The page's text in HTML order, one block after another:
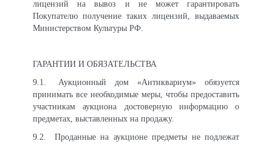
лицензий на вывоз и не может гарантировать
Покупателю получение таких лицензий, выдаваемых
Министерством Культуры РФ.
ГАРАНТИИ И ОБЯЗАТЕЛЬСТВА
9.1.
Аукционный дом «Антиквариум» обязуется
принимать все необходимые меры, чтобы предоставить
участникам аукциона достоверную информацию о
предметах, выставленных на продажу.
9.2.
Проданные на аукционе предметы не подлежат